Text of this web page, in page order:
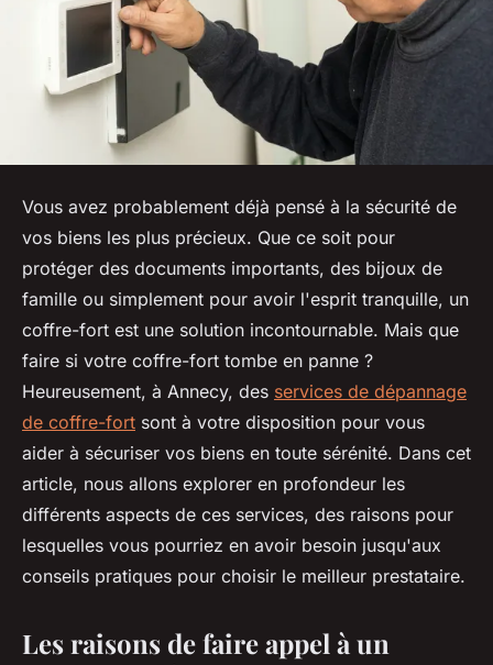
Vous avez probablement déjà pensé à la sécurité de
vos biens les plus précieux. Que ce soit pour
protéger des documents importants, des bijoux de
famille ou simplement pour avoir l'esprit tranquille, un
coffre-fort est une solution incontournable. Mais que
faire si votre coffre-fort tombe en panne ?
Heureusement, à Annecy, des services de dépannage
de coffre-fort sont à votre disposition pour vous
aider à sécuriser vos biens en toute sérénité. Dans cet
article, nous allons explorer en profondeur les
différents aspects de ces services, des raisons pour
lesquelles vous pourriez en avoir besoin jusqu'aux
conseils pratiques pour choisir le meilleur prestataire.
Les raisons de faire appel à un